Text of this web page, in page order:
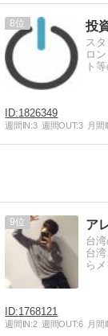
8 投
ス
ロ
ト
1826349
週間IN:3 週間OUT:3 月間
9
台
台
ら
1768121
週間IN:2 週間OUT:6 月間